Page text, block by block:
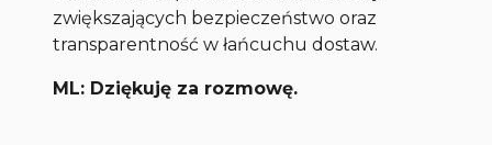
zwiększających bezpieczeństwo oraz
transparentność w łańcuchu dostaw.
ML: Dziękuję za rozmowę.